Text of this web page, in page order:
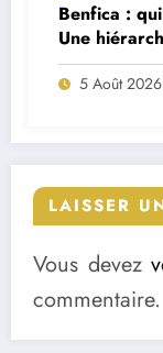
Benfica :
Une
deux
5 Août 2026
LAISSER
Vous devez
commentaire.